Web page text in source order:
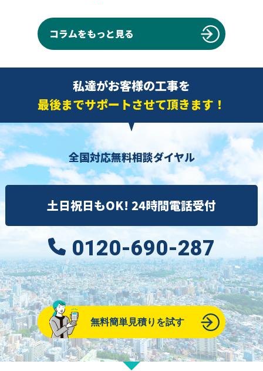
コラムをもっと見る
私達がお客様の工事を
最後までサポートさせて頂きます！
全国対応無料相談ダイヤル
土日祝日もOK! 24時間電話受付
0120-690-287
無料簡単見積りを試す